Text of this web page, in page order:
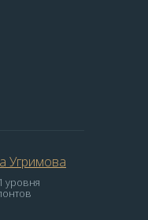
Угримова
уровня